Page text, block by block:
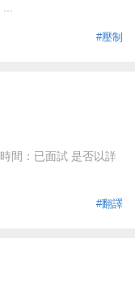
#壓制
間：已面試 是否以詳
#翻譯